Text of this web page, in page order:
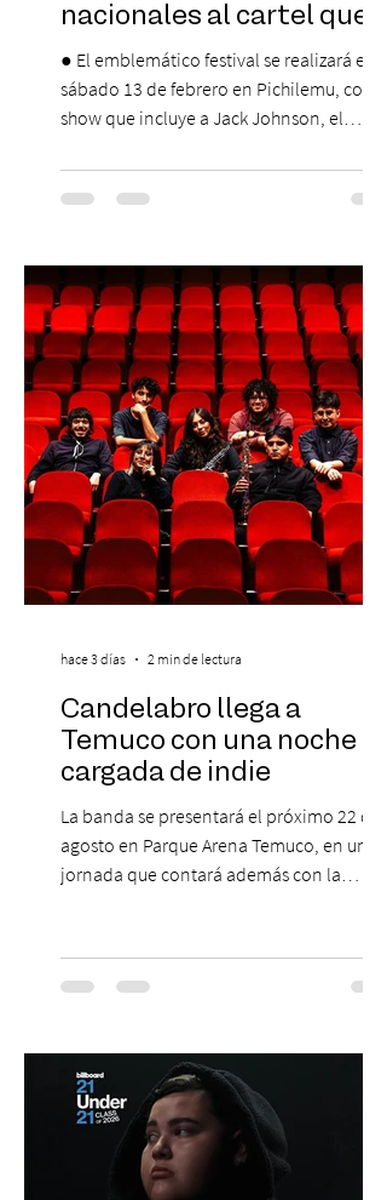
nacionales al cartel que
encabeza Jack Johnson
● El emblemático festival se realizará el
sábado 13 de febrero en Pichilemu, con un
show que incluye a Jack Johnson, el
El lunes 10 de agosto comienza la
Preventa Exclusiva Santander con 30%
stock). Posterior a esta preventa exclusiva
se da inicio a la segunda etapa con una
preventa con 20% descuento para los
clientes del mismo banco y 20% para las
personas que se pre inscribieron y el miérc
Candelabro llega a
Temuco con una noche
cargada de indie
La banda se presentará el próximo 22 de
agosto en Parque Arena Temuco, en una
jornada que contará además con la
agosto, el Parque Arena Temuco será
escenario de una noche dedicada al indie
banda que llegará a la capital de La
Araucanía para ofrecer un show cargado
de energía, guitarras y canciones que han
marcado su breve pero exitosa trayectoria.
hace 3 días 2 min de lectura